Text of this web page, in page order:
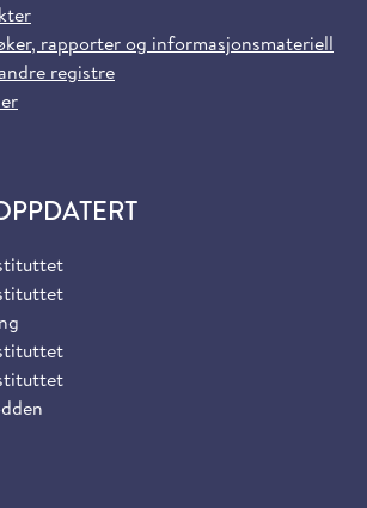
rapporter og informasjonsmateriell
registre